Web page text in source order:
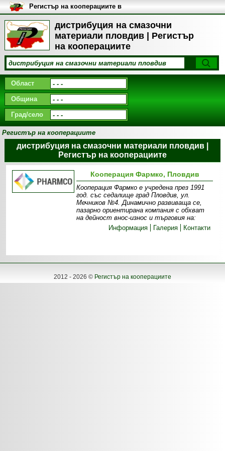
дистрибуция на смазочни
материали пловдив | Регистър
на кооперациите
Регистър на кооперациите в
България
Област
Община
Град/село
Регистър на кооперациите
дистрибуция на смазочни материали пловдив |
Регистър на кооперациите
Кооперация Фармко, Пловдив
Кооперация Фармко е учредена през 1991
год. със седалище град Пловдив, ул.
Мечников №4. Динамично развиваща се,
пазарно ориентирана компания с обхват
на дейност внос-износ и търговия на:
Информация
Галерия Контакти
2012 - 2026 © Регистър на кооперациите